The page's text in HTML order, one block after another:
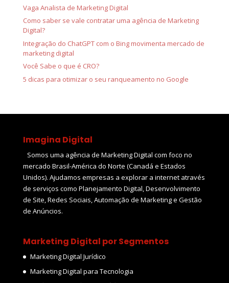
Vaga Analista de Marketing Digital
Como saber se vale contratar uma agência de Marketing
Digital?
Integração do ChatGPT com o Bing movimenta mercado de
marketing digital
Você Sabe o que é CRO?
5 dicas para otimizar o seu ranqueamento no Google
Imagina Digital
Somos uma agência de Marketing Digital com foco no
mercado Brasil-América do Norte (Canadá e Estados
Unidos). Ajudamos empresas a explorar a internet através
de serviços como Planejamento Digital, Desenvolvimento
de Site, Redes Sociais, Automação de Marketing e Gestão
de Anúncios.
Marketing Digital por Segmentos
Marketing Digital Jurídico
Marketing Digital para Tecnologia